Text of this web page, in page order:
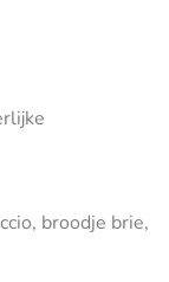
broodje brie,